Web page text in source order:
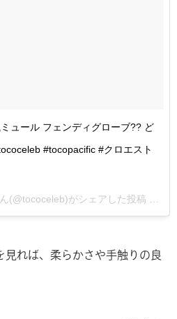
ュール フェンディグローブ?? ど
#tocopacific #クロエスト
見れば、柔らかさや手触りの良